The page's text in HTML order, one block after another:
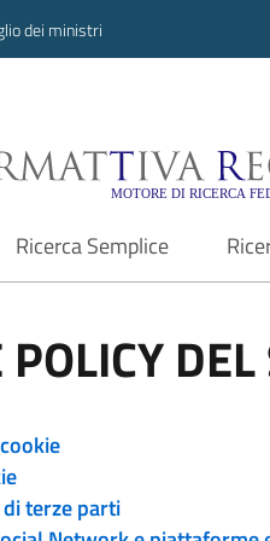
dei ministri
Ricerca Semplice
terze parti